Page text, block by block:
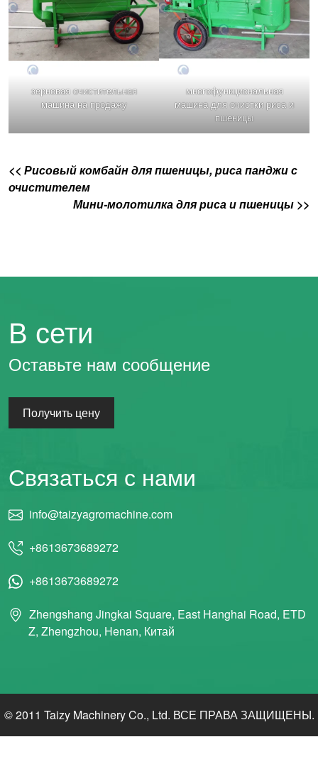
зерновая очистительная
машина на продажу
многофункциональная
машина для очистки риса и
пшеницы
<< Рисовый комбайн для пшеницы, риса панджи с
очистителем
Мини-молотилка для риса и пшеницы >>
В сети
Оставьте нам сообщение
Получить цену
Связаться с нами
info@taizyagromachine.com
+8613673689272
+8613673689272
Zhengshang Jingkai Square, East Hanghai Road, ETD
Z, Zhengzhou, Henan, Китай
© 2011 Taizy Machinery Co., Ltd. ВСЕ ПРАВА ЗАЩИЩЕНЫ.